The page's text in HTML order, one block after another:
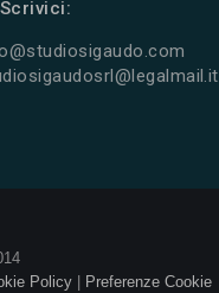
Scrivici:
Policy | Preferenze Cookie